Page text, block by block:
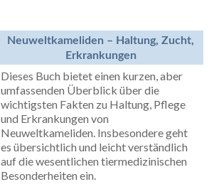
Neuweltkameliden – Haltung, Zucht,
Erkrankungen
Dieses Buch bietet einen kurzen, aber
umfassenden Überblick über die
wichtigsten Fakten zu Haltung, Pflege
und Erkrankungen von
Neuweltkameliden. Insbesondere geht
es übersichtlich und leicht verständlich
auf die wesentlichen tiermedizinischen
Besonderheiten ein.